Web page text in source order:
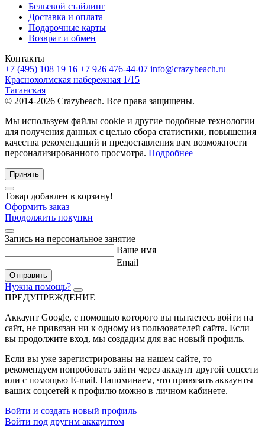
Бельевой стайлинг
Доставка и оплата
Подарочные карты
Возврат и обмен
Контакты
+7 (495) 108 19 16 +7 926 476-44-07 info@crazybeach.ru
Краснохолмская набережная 1/15
Таганская
© 2014-2026 Crazybeach. Все права защищены.
Мы используем файлы cookie и другие подобные технологии
для получения данных с целью сбора статистики, повышения
качества рекомендаций и предоставления вам возможности
персонализированного просмотра. Подробнее
Принять
Товар добавлен в корзину!
Оформить заказ
Продолжить покупки
Запись на персональное занятие
Ваше имя
Email
Отправить
Нужна помощь?
ПРЕДУПРЕЖДЕНИЕ
Аккаунт Google, с помощью которого вы пытаетесь войти на
сайт, не привязан ни к одному из пользователей сайта. Если
вы продолжите вход, мы создадим для вас новый профиль.
Если вы уже зарегистрированы на нашем сайте, то
рекомендуем попробовать зайти через аккаунт другой соцсети
или с помощью E-mail. Напоминаем, что привязать аккаунты
ваших соцсетей к профилю можно в личном кабинете.
Войти и создать новый профиль
Войти под другим аккаунтом